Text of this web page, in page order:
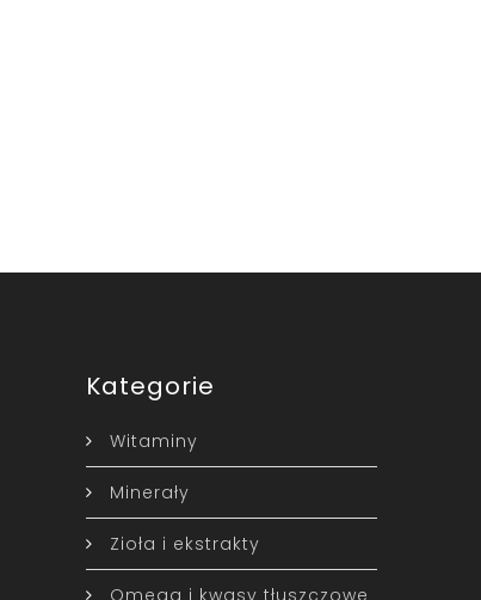
Kategorie
Witaminy
Minerały
Zioła i ekstrakty
Omega i kwasy tłuszczowe